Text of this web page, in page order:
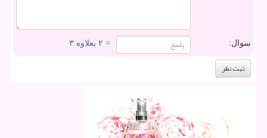
سوال: = ۲ بعلاوه ۳